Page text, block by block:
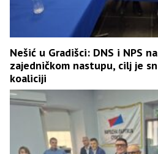
Nešić u Gradišci: DNS i NPS
zajedničkom nastupu, cilj je
koaliciji